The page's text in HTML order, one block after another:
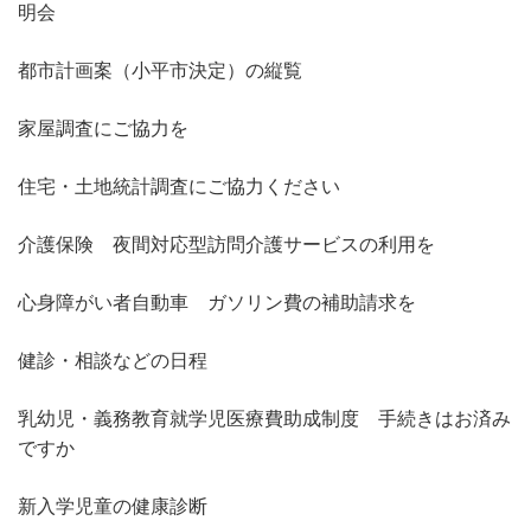
明会
都市計画案（小平市決定）の縦覧
家屋調査にご協力を
住宅・土地統計調査にご協力ください
介護保険 夜間対応型訪問介護サービスの利用を
心身障がい者自動車 ガソリン費の補助請求を
健診・相談などの日程
乳幼児・義務教育就学児医療費助成制度 手続きはお済み
ですか
新入学児童の健康診断